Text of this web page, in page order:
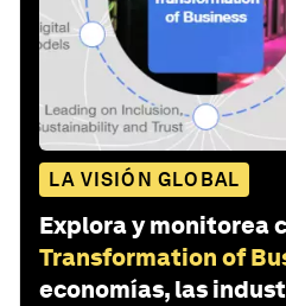
LA VISIÓN GLOBAL
Explora y monitorea
Transformation of
economías, las